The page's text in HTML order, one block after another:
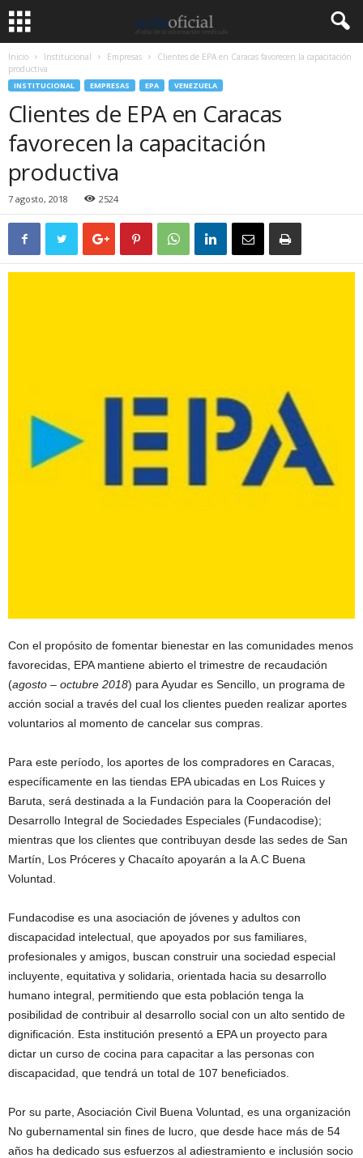
Inicio Institucional Empresas
Clientes de EPA en Caracas favorecen la capacitación
productiva
INSTITUCIONAL EMPRESAS EPA VENEZUELA
Clientes de EPA en Caracas
favorecen la capacitación
productiva
7 agosto, 2018 2524
Con el propósito de fomentar bienestar en las comunidades menos
favorecidas, EPA mantiene abierto el trimestre de recaudación
(agosto – octubre 2018) para Ayudar es Sencillo, un programa de
acción social a través del cual los clientes pueden realizar aportes
voluntarios al momento de cancelar sus compras.
Para este período, los aportes de los compradores en Caracas,
específicamente en las tiendas EPA ubicadas en Los Ruices y
Baruta, será destinada a la Fundación para la Cooperación del
Desarrollo Integral de Sociedades Especiales (Fundacodise);
mientras que los clientes que contribuyan desde las sedes de San
Martín, Los Próceres y Chacaíto apoyarán a la A.C Buena
Voluntad.
Fundacodise es una asociación de jóvenes y adultos con
discapacidad intelectual, que apoyados por sus familiares,
profesionales y amigos, buscan construir una sociedad especial
incluyente, equitativa y solidaria, orientada hacia su desarrollo
humano integral, permitiendo que esta población tenga la
posibilidad de contribuir al desarrollo social con un alto sentido de
dignificación. Esta institución presentó a EPA un proyecto para
dictar un curso de cocina para capacitar a las personas con
discapacidad, que tendrá un total de 107 beneficiados.
Por su parte, Asociación Civil Buena Voluntad, es una organización
No gubernamental sin fines de lucro, que desde hace más de 54
años ha dedicado sus esfuerzos al adiestramiento e inclusión socio